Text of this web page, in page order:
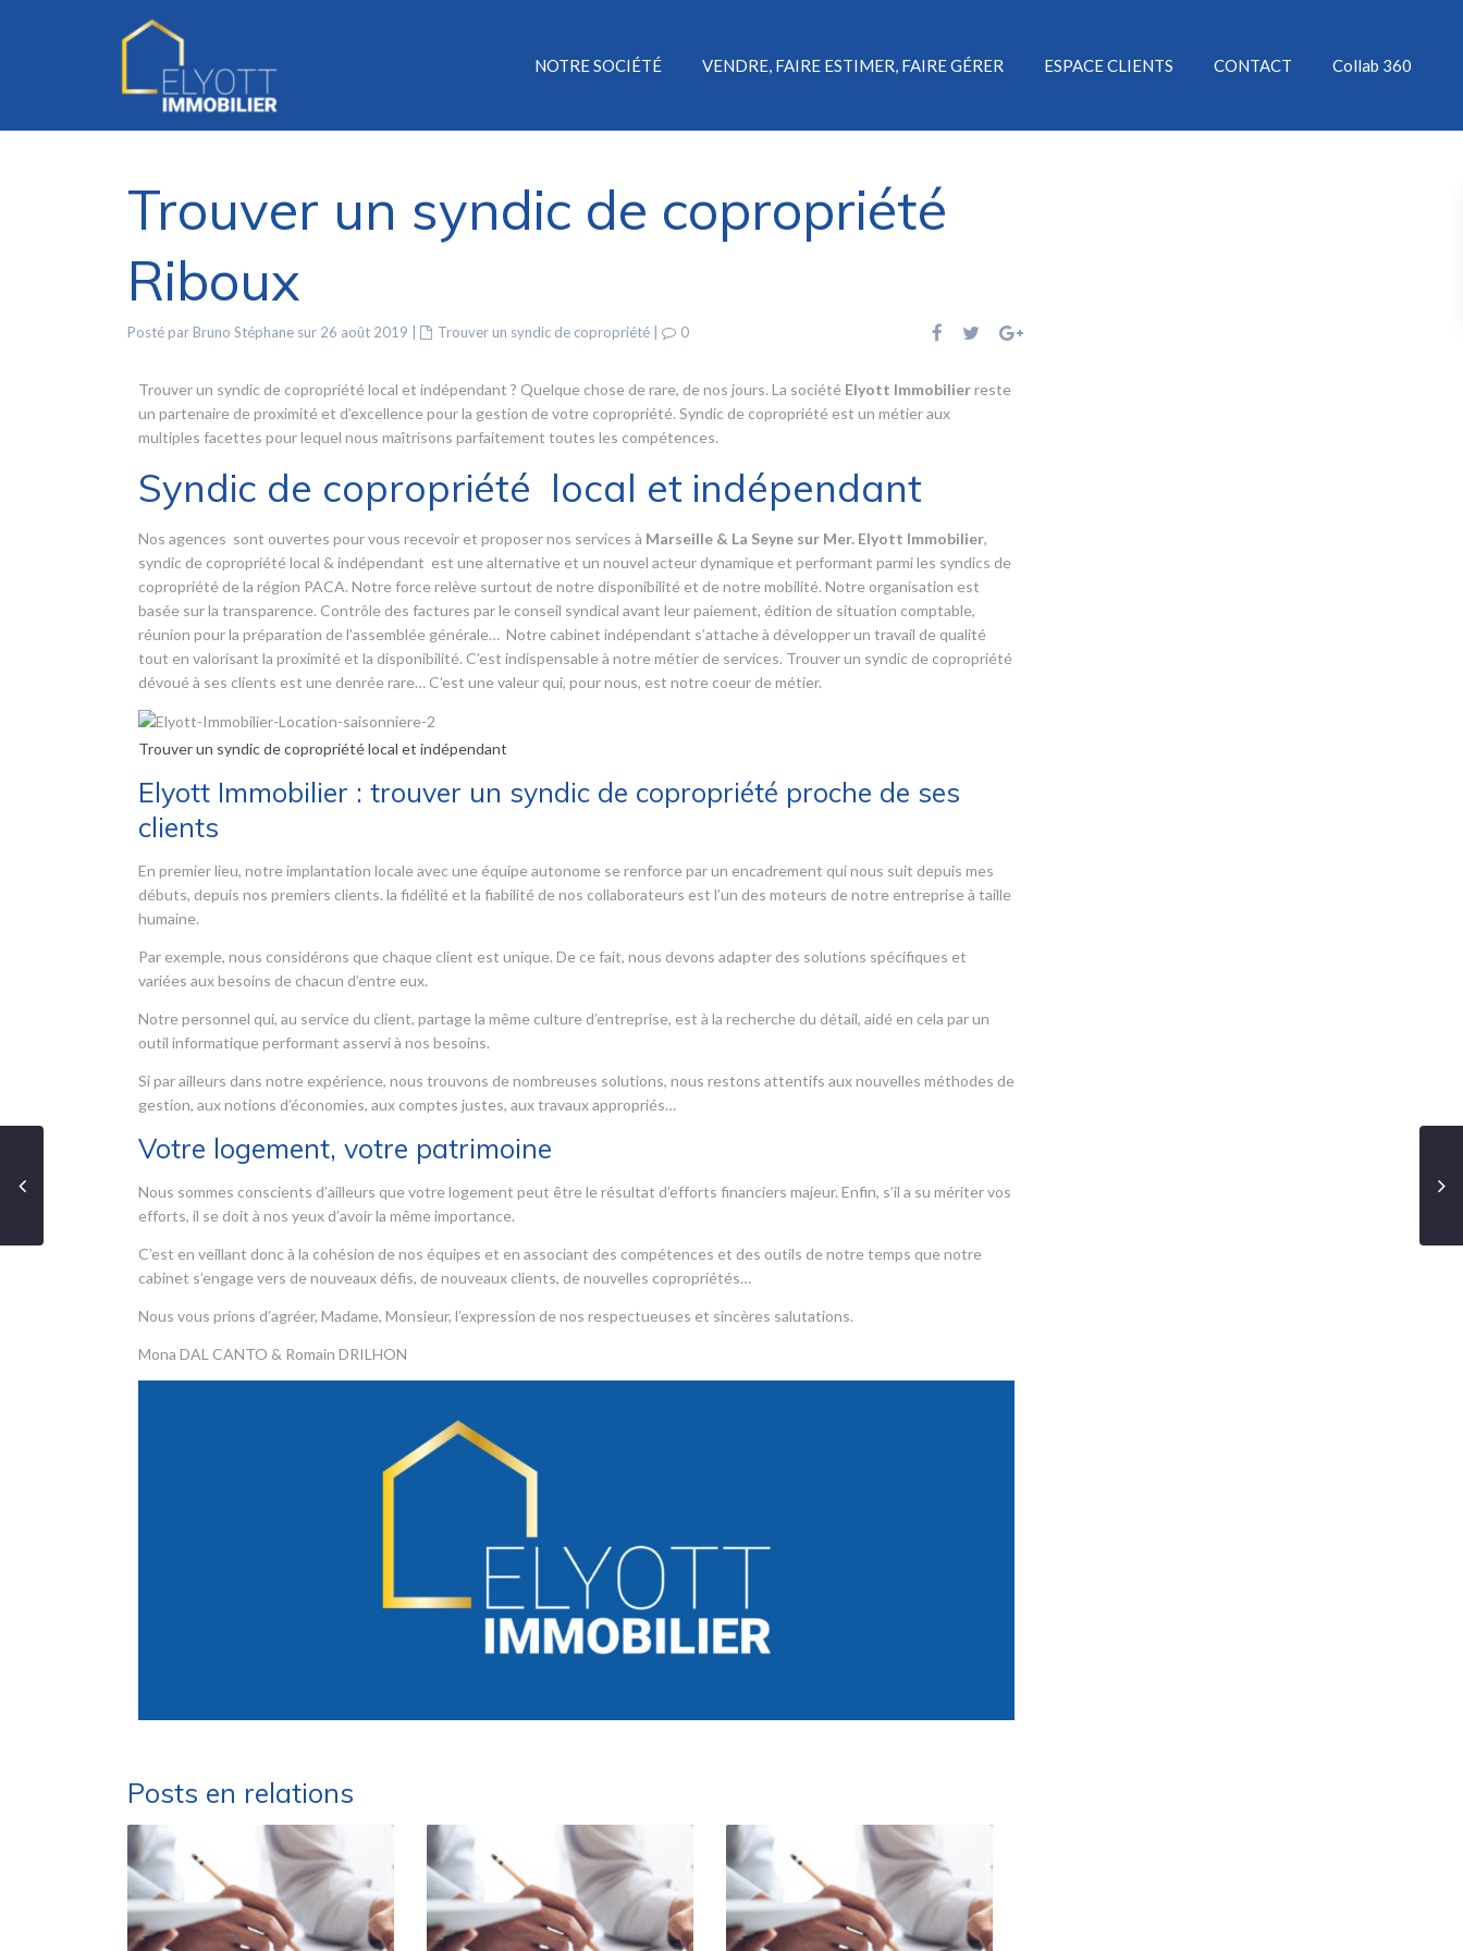
NOTRE SOCIÉTÉ VENDRE, FAIRE ESTIMER, FAIRE GÉRER ESPACE CLIENTS CONTACT Collab 360
Trouver un syndic de copropriété
Riboux
Posté par Bruno Stéphane sur 26 août 2019 Trouver un syndic de copropriété 0
Trouver un syndic de copropriété local et indépendant ? Quelque chose de rare, de nos jours. La société Elyott Immobilierreste
un partenaire de proximité et d’excellence pour la gestion de votre copropriété. Syndic de copropriété est un métier aux
multiples facettes pour lequel nous maîtrisons parfaitement toutes les compétences.
Syndic de copropriété local et indépendant
Nos agences sont ouvertes pour vous recevoir et proposer nos services à Marseille & La Seyne sur Mer. Elyott Immobilier,
syndic de copropriété local & indépendant est une alternative et un nouvel acteur dynamique et performant parmi les syndics de
copropriété de la région PACA. Notre force relève surtout de notre disponibilité et de notre mobilité. Notre organisation est
basée sur la transparence. Contrôle des factures par le conseil syndical avant leur paiement, édition de situation comptable,
réunion pour la préparation de l’assemblée générale… Notre cabinet indépendant s’attache à développer un travail de qualité
tout en valorisant la proximité et la disponibilité. C’est indispensable à notre métier de services. Trouver un syndic de copropriété
dévoué à ses clients est une denrée rare… C’est une valeur qui, pour nous, est notre coeur de métier.
Trouver un syndic de copropriété local et indépendant
Elyott Immobilier : trouver un syndic de copropriété proche de ses
clients
En premier lieu, notre implantation locale avec une équipe autonome se renforce par un encadrement qui nous suit depuis mes
débuts, depuis nos premiers clients. la fidélité et la fiabilité de nos collaborateurs est l’un des moteurs de notre entreprise à taille
humaine.
Par exemple, nous considérons que chaque client est unique. De ce fait, nous devons adapter des solutions spécifiques et
variées aux besoins de chacun d’entre eux.
Notre personnel qui, au service du client, partage la même culture d’entreprise, est à la recherche du détail, aidé en cela par un
outil informatique performant asservi à nos besoins.
Si par ailleurs dans notre expérience, nous trouvons de nombreuses solutions, nous restons attentifs aux nouvelles méthodes de
gestion, aux notions d’économies, aux comptes justes, aux travaux appropriés…
Votre logement, votre patrimoine
Nous sommes conscients d’ailleurs que votre logement peut être le résultat d’efforts financiers majeur. Enfin, s’il a su mériter vos
efforts, il se doit à nos yeux d’avoir la même importance.
C’est en veillant donc à la cohésion de nos équipes et en associant des compétences et des outils de notre temps que notre
cabinet s’engage vers de nouveaux défis, de nouveaux clients, de nouvelles copropriétés…
Nous vous prions d’agréer, Madame, Monsieur, l’expression de nos respectueuses et sincères salutations.
Mona DAL CANTO & Romain DRILHON
Posts en relations